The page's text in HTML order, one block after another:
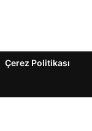
Çerez Politikası